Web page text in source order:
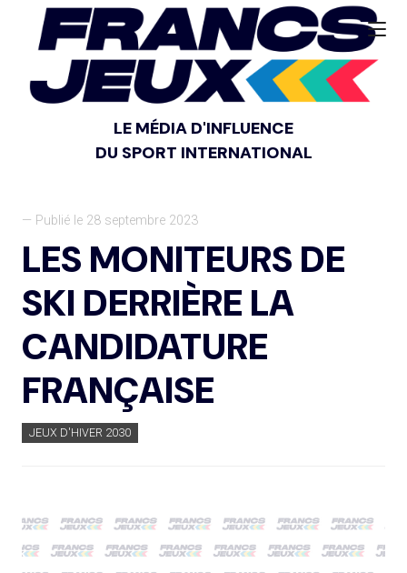
LE MÉDIA D'INFLUENCE
DU SPORT INTERNATIONAL
— Publié le 28 septembre 2023
LES MONITEURS DE
SKI DERRIÈRE LA
CANDIDATURE
FRANÇAISE
JEUX D'HIVER 2030